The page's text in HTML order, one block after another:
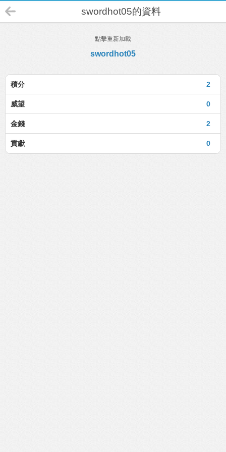
swordhot05的資料
點擊重新加載
swordhot05
2
積分
0
威望
2
金錢
0
貢獻